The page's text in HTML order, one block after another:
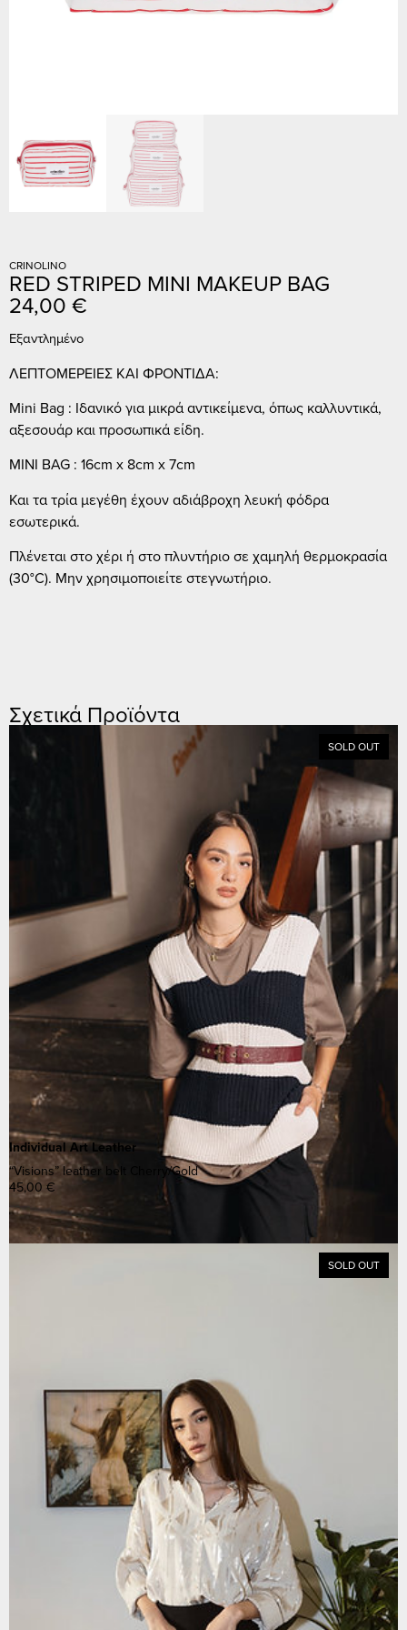
CRINOLINO
RED STRIPED MINI MAKEUP BAG
24,00 €
Εξαντλημένο
ΛΕΠΤΟΜΕΡΕΙΕΣ ΚΑΙ ΦΡΟΝΤΙΔΑ:
Mini Bag : Ιδανικό για μικρά αντικείμενα, όπως καλλυντικά,
αξεσουάρ και προσωπικά είδη.
MINI BAG : 16cm x 8cm x 7cm
Και τα τρία μεγέθη έχουν αδιάβροχη λευκή φόδρα
εσωτερικά.
Πλένεται στο χέρι ή στο πλυντήριο σε χαμηλή θερμοκρασία
(30°C). Μην χρησιμοποιείτε στεγνωτήριο.
Σχετικά Προϊόντα
Individual Art Leather
“Visions” leather belt Cherry/Gold
45,00 €
SOLD OUT
SOLD OUT